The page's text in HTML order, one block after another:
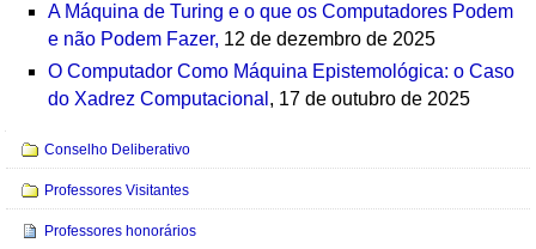
A Máquina de Turing e o que os Computadores Podem
e não Podem Fazer, 12 de dezembro de 2025
O Computador Como Máquina Epistemológica: o Caso
do Xadrez Computacional , 17 de outubro de 2025
Conselho Deliberativo
Professores Visitantes
Professores honorários